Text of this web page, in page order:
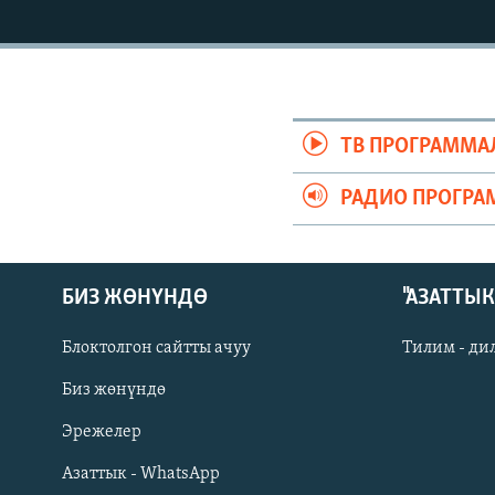
АЗАТТЫК+
Русский
ОНЛАЙН ШЕРИНЕ
ТВ
РАДИО
БИЗ ЖӨНҮНДӨ
Блоктолгон сайтты ачуу
Биз жөнүндө
Эрежелер
Азаттык - WhatsApp
Тилим -